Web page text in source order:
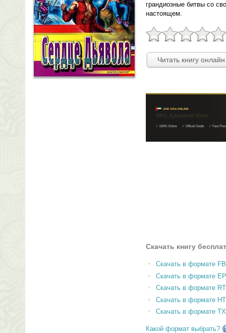
грандиозные битвы со
настоящем.
Читать книгу
Скачать книгу
Скачать в формате
Скачать в формате
Скачать в формате
Скачать в формате
Скачать в формате
Какой формат выбрать?